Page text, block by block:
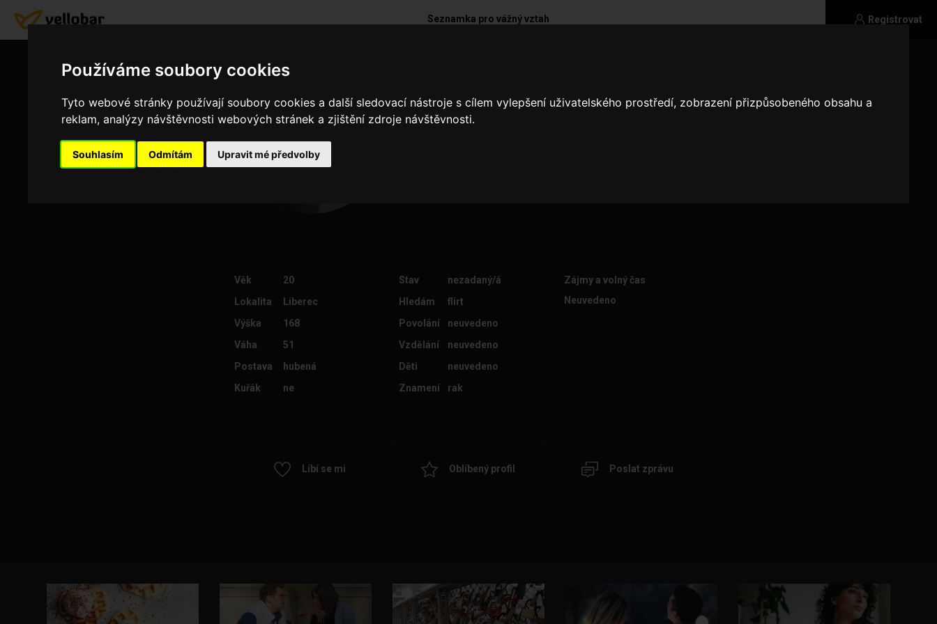
Používáme soubory cookies
Tyto webové stránky používají soubory cookies a další sledovací nástroje s cílem vylepšení uživatelského prostředí, zobrazení přizpůsobeného obsahu a
reklam, analýzy návštěvnosti webových stránek a zjištění zdroje návštěvnosti.
Souhlasím Odmítám Upravit mé předvolby
Registrovat
Seznamka pro vážný vztah
Ahoj nabizim zde svoje virtuální služby po té
možná i real pokud by si měl zájem napiš na
Věk
20
Lokalita
Liberec
Výška
168
Váha
51
Postava
hubená
Kuřák
ne
Stav
nezadaný/á
Hledám
flirt
Povolání
neuvedeno
Vzdělání
neuvedeno
Děti
neuvedeno
Znamení
rak
Zájmy a volný čas
Neuvedeno
Líbí se mi Oblíbený profil Poslat zprávu